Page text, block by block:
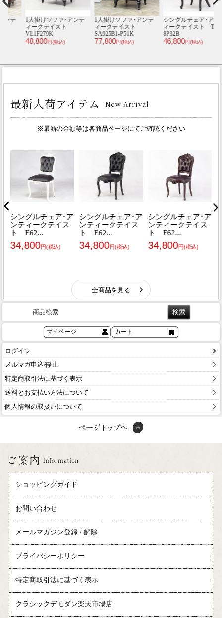
1人掛けソファ･アンテ
ィークテイスト
VL1F279K
48,800円(税込)
1人掛けソファ･アンテ
ィークテイスト
SA925B1-P51K
77,800円(税込)
シングルチェア･アンテ
ィークテイスト TB8-
8P32B
46,800円(税込)
商品検索
マイページ カート
ログイン
メルマガ申込/停止
特定商取引法に基づく表示
送料とお支払い方法について
個人情報の取扱いについて
ショッピングガイド
お問い合わせ
メールマガジン登録 / 解除
プライバシーポリシー
特定商取引法に基づく表示
クラシックデモダン楽天市場店